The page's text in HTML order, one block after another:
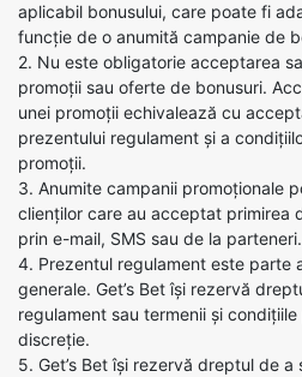
aplicabil bonusului, care poate fi
funcție de o anumită campanie de
2. Nu este obligatorie acceptarea
promoții sau oferte de bonusuri.
unei promoții echivalează cu
prezentului regulament și a
promoții.
3. Anumite campanii promoționale
clienților care au acceptat primirea
prin e-mail, SMS sau de la parteneri.
4. Prezentul regulament este parte
generale. Get’s Bet își rezervă
regulament sau termenii și
discreție.
5. Get’s Bet își rezervă dreptul de